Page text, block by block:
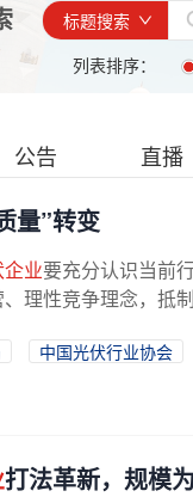
标题搜索
列表排序：
公告 直播
量”转变
业要充分认识当前
理性竞争理念，抵
中国光伏行业协会
打法革新，规模